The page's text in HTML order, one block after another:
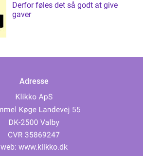
Derfor føles det så godt at give
gaver
Adresse
web: www.klikko.dk